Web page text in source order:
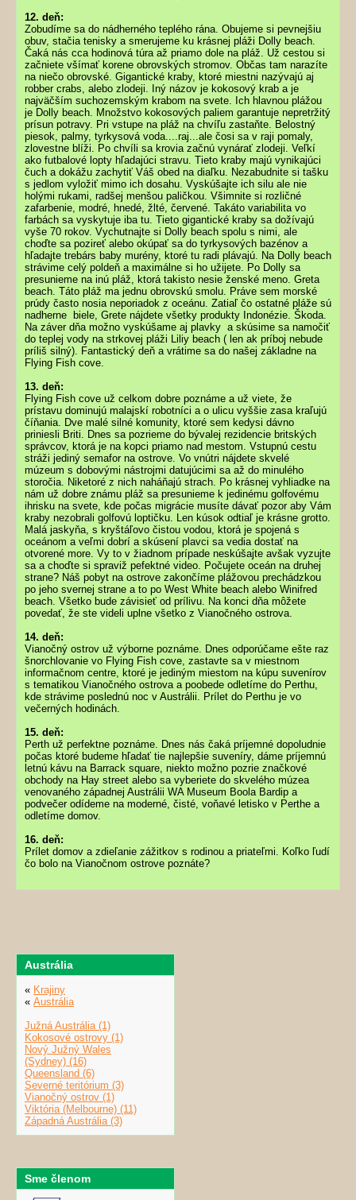
12. deň:
Zobudíme sa do nádherného teplého rána. Obujeme si pevnejšiu
obuv, stačia tenisky a smerujeme ku krásnej pláži Dolly beach.
Čaká nás cca hodinová túra až priamo dole na pláž. Už cestou si
začniete všímať korene obrovských stromov. Občas tam narazíte
na niečo obrovské. Gigantické kraby, ktoré miestni nazývajú aj
robber crabs, alebo zlodeji. Iný názov je kokosový krab a je
najväčším suchozemským krabom na svete. Ich hlavnou plážou
je Dolly beach. Množstvo kokosových paliem garantuje nepretržitý
prísun potravy. Pri vstupe na pláž na chvíľu zastaňte. Belostný
piesok, palmy, tyrkysová voda....raj...ale čosi sa v raji pomaly,
zlovestne blíži. Po chvíli sa krovia začnú vynárať zlodeji. Veľkí
ako futbalové lopty hľadajúci stravu. Tieto kraby majú vynikajúci
čuch a dokážu zachytiť Váš obed na diaľku. Nezabudnite si tašku
s jedlom vyložiť mimo ich dosahu. Vyskúšajte ich silu ale nie
holými rukami, radšej menšou paličkou. Všimnite si rozličné
zafarbenie, modré, hnedé, žlté, červené. Takáto variabilita vo
farbách sa vyskytuje iba tu. Tieto gigantické kraby sa dožívajú
vyše 70 rokov. Vychutnajte si Dolly beach spolu s nimi, ale
choďte sa pozireť alebo okúpať sa do tyrkysových bazénov a
hľadajte trebárs baby murény, ktoré tu radi plávajú. Na Dolly beach
strávime celý poldeň a maximálne si ho užijete. Po Dolly sa
presunieme na inú pláž, ktorá takisto nesie ženské meno. Greta
beach. Táto pláž ma jednu obrovskú smolu. Práve sem morské
prúdy často nosia neporiadok z oceánu. Zatiaľ čo ostatné pláže sú
nadherne biele, Grete nájdete všetky produkty Indonézie. Škoda.
Na záver dňa možno vyskúšame aj plavky a skúsime sa namočiť
do teplej vody na strkovej pláži Liliy beach ( len ak príboj nebude
príliš silný). Fantastický deň a vrátime sa do našej základne na
Flying Fish cove.
13. deň:
Flying Fish cove už celkom dobre poznáme a už viete, že
prístavu dominujú malajskí robotníci a o ulicu vyššie zasa kraľujú
číňania. Dve malé silné komunity, ktoré sem kedysi dávno
priniesli Briti. Dnes sa pozrieme do bývalej rezidencie britských
správcov, ktorá je na kopci priamo nad mestom. Vstupnú cestu
stráži jediný semafor na ostrove. Vo vnútri nájdete skvelé
múzeum s dobovými nástrojmi datujúcimi sa až do minulého
storočia. Niketoré z nich naháňajú strach. Po krásnej vyhliadke na
nám už dobre známu pláž sa presunieme k jedinému golfovému
ihrisku na svete, kde počas migrácie musíte dávať pozor aby Vám
kraby nezobrali golfovú loptičku. Len kúsok odtiaľ je krásne grotto.
Malá jaskyňa, s kryštáľovo čistou vodou, ktorá je spojená s
oceánom a veľmi dobrí a skúsení plavci sa vedia dostať na
otvorené more. Vy to v žiadnom prípade neskúšajte avšak vyzujte
sa a choďte si spraviž pefektné video. Počujete oceán na druhej
strane? Náš pobyt na ostrove zakončíme plážovou prechádzkou
po jeho svernej strane a to po West White beach alebo Winifred
beach. Všetko bude závisieť od prílivu. Na konci dňa môžete
povedať, že ste videli uplne všetko z Vianočného ostrova.
14. deň:
Vianočný ostrov už výborne poznáme. Dnes odporúčame ešte raz
šnorchlovanie vo Flying Fish cove, zastavte sa v miestnom
informačnom centre, ktoré je jediným miestom na kúpu suvenírov
s tematikou Vianočného ostrova a poobede odletíme do Perthu,
kde strávime poslednú noc v Austrálii. Prílet do Perthu je vo
večerných hodinách.
15. deň:
Perth už perfektne poznáme. Dnes nás čaká príjemné dopoludnie
počas ktoré budeme hľadať tie najlepšie suveníry, dáme príjemnú
letnú kávu na Barrack square, niekto možno pozrie značkové
obchody na Hay street alebo sa vyberiete do skvelého múzea
venovaného západnej Austrálii WA Museum Boola Bardip a
podvečer odídeme na moderné, čisté, voňavé letisko v Perthe a
odletíme domov.
16. deň:
Prílet domov a zdieľanie zážitkov s rodinou a priateľmi. Koľko ľudí
čo bolo na Vianočnom ostrove poznáte?
Austrália
« Krajiny
« Austrália
Južná Austrália (1)
Kokosové ostrovy (1)
Nový Južný Wales
(Sydney) (16)
Queensland (6)
Severné teritórium (3)
Vianočný ostrov (1)
Viktória (Melbourne) (11)
Západná Austrália (3)
Sme členom